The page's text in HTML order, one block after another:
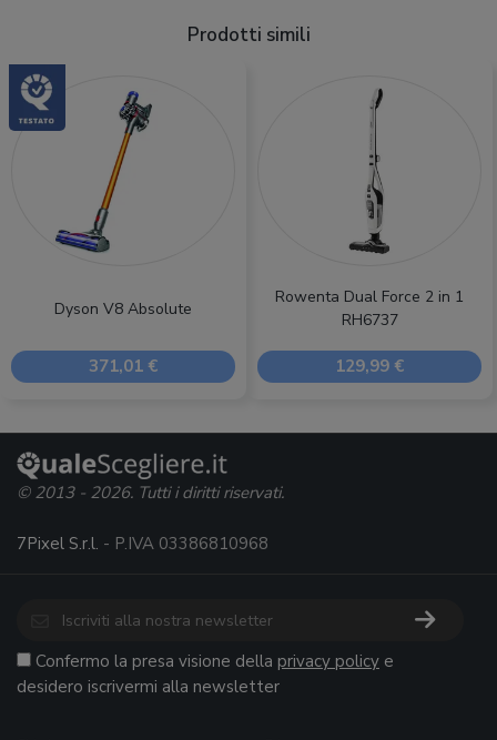
Prodotti simili
Dyson V8 Absolute
371,01 €
Rowenta Dual Force 2 in 1
RH6737
129,99 €
© 2013 - 2026. Tutti i diritti riservati.
7Pixel S.r.l. - P.IVA 03386810968
Confermo la presa visione della privacy policy e
desidero iscrivermi alla newsletter